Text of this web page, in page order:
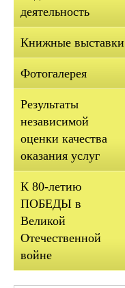
деятельность
Книжные выставки
Фотогалерея
Результаты
независимой
оценки качества
оказания услуг
К 80-летию
ПОБЕДЫ в
Великой
Отечественной
войне